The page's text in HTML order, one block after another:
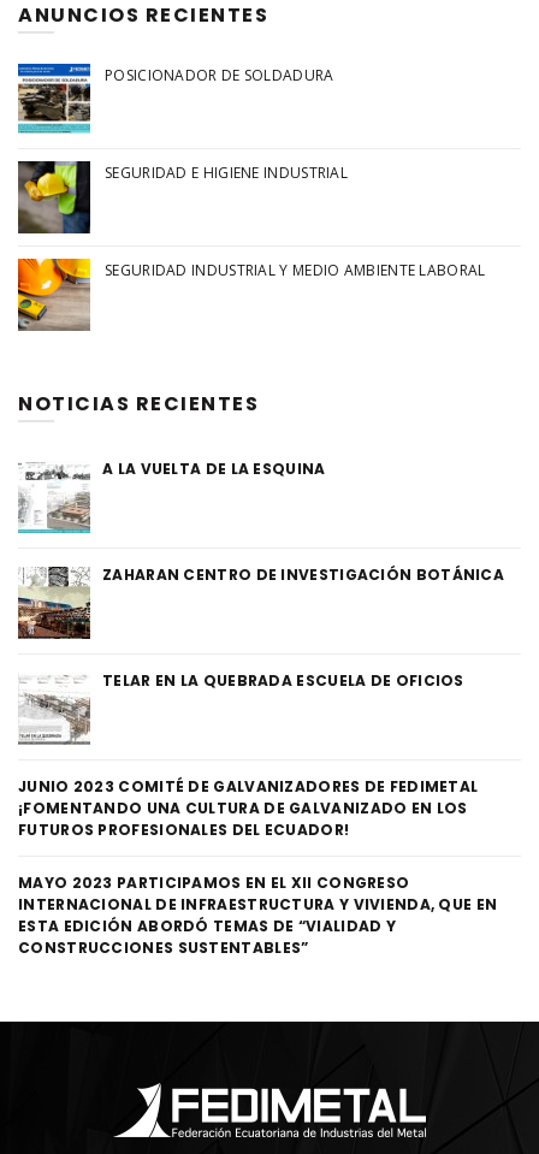
ANUNCIOS RECIENTES
POSICIONADOR DE SOLDADURA
SEGURIDAD E HIGIENE INDUSTRIAL
SEGURIDAD INDUSTRIAL Y MEDIO AMBIENTE LABORAL
NOTICIAS RECIENTES
A LA VUELTA DE LA ESQUINA
ZAHARAN CENTRO DE INVESTIGACIÓN BOTÁNICA
TELAR EN LA QUEBRADA ESCUELA DE OFICIOS
JUNIO 2023 COMITÉ DE GALVANIZADORES DE FEDIMETAL
¡FOMENTANDO UNA CULTURA DE GALVANIZADO EN LOS
FUTUROS PROFESIONALES DEL ECUADOR!
MAYO 2023 PARTICIPAMOS EN EL XII CONGRESO
INTERNACIONAL DE INFRAESTRUCTURA Y VIVIENDA, QUE EN
ESTA EDICIÓN ABORDÓ TEMAS DE “VIALIDAD Y
CONSTRUCCIONES SUSTENTABLES”